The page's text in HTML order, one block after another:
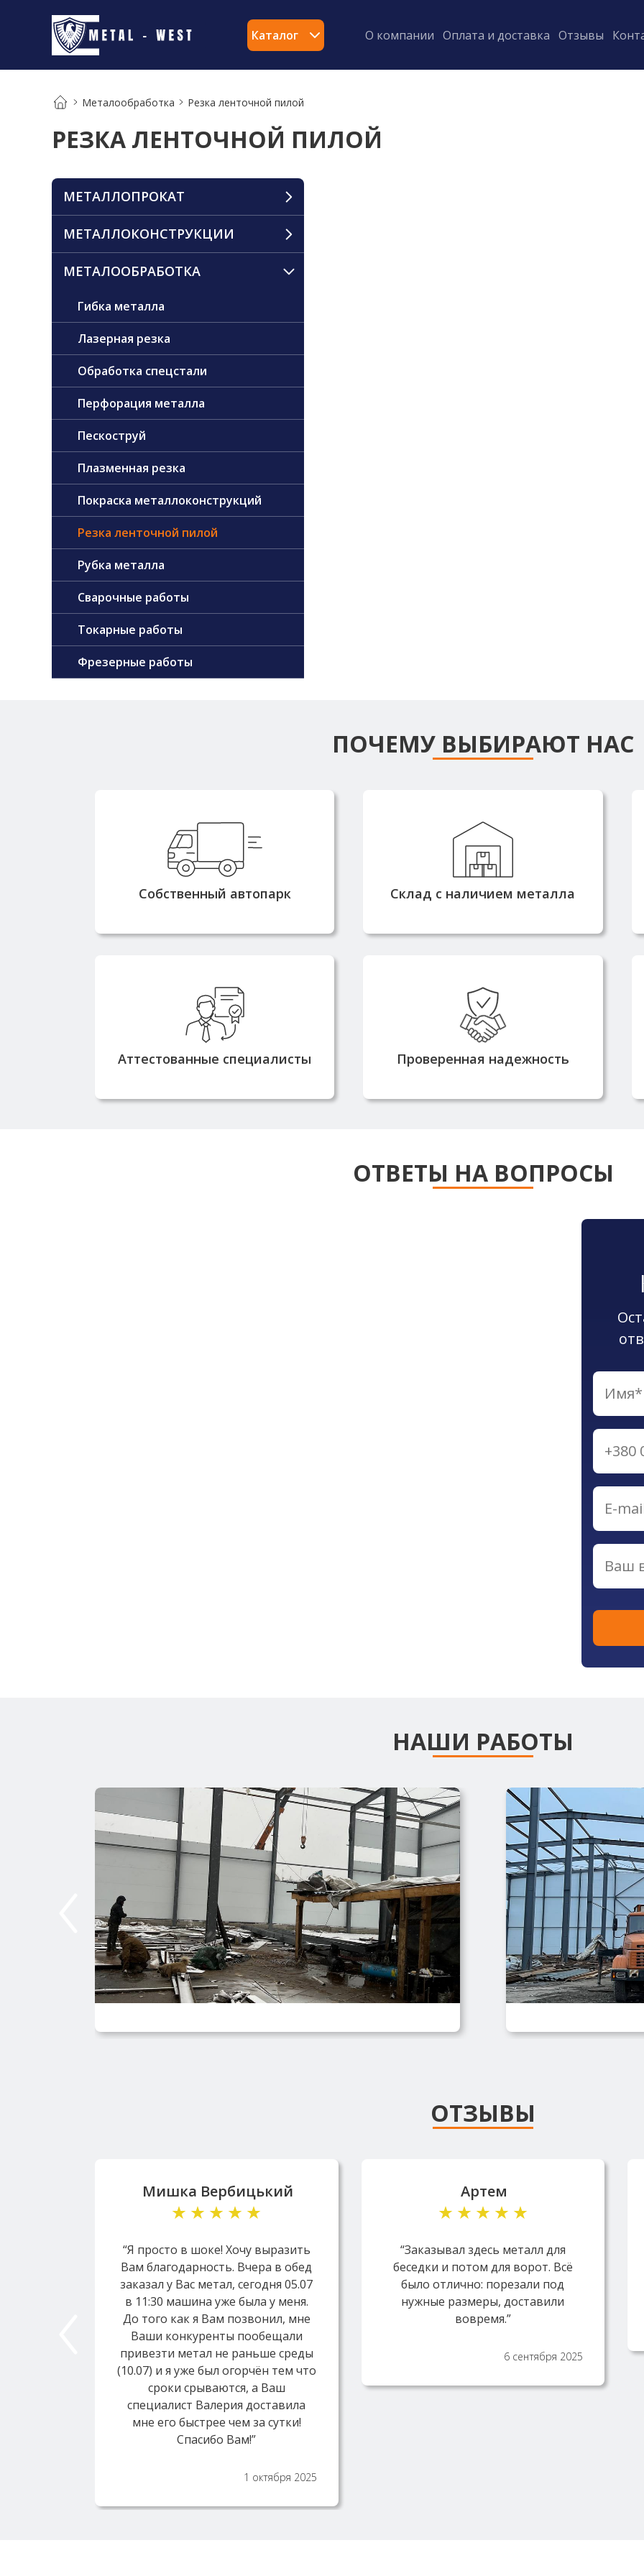
Каталог О компании Оплата и доставка Отзывы
Металообработка Резка ленточной пилой
РЕЗКА ЛЕНТОЧНОЙ ПИЛОЙ
МЕТАЛЛОПРОКАТ
МЕТАЛЛОКОНСТРУКЦИИ
МЕТАЛООБРАБОТКА
Гибка металла
Лазерная резка
Обработка спецстали
Перфорация металла
Пескоструй
Плазменная резка
Покраска металлоконструкций
Резка ленточной пилой
Рубка металла
Сварочные работы
Токарные работы
Фрезерные работы
ПОЧЕМУ ВЫБИРАЮТ НАС
Собственный автопарк
Собственные машины
грузоподъемностью от 3 до 25
тонн позволяют доставлять
заказы быстро и без задержек.
Склад с наличием металла
наличии на складе,
обеспечивающем
оперативную комплектацию/
отгрузку заказа, или доставку в
производственный цех для
Аттестованные специалисты
Все наши работники имеют
соответствующие допуски и
проходят обязательную
аттестацию для выполнения
работ
Проверенная надежность
Работаем с 2010 года и имеем
репутацию надежного
партнера
ОТВЕТЫ НА ВОПРОСЫ
НАШИ РАБОТЫ
ОТЗЫВЫ
Мишка Вербицький
“Я просто в шоке! Хочу выразить
Вам благодарность. Вчера в обед
заказал у Вас метал, сегодня 05.07
в 11:30 машина уже была у меня.
До того как я Вам позвонил, мне
Ваши конкуренты пообещали
привезти метал не раньше среды
(10.07) и я уже был огорчён тем что
сроки срываются, а Ваш
специалист Валерия доставила
мне его быстрее чем за сутки!
Спасибо Вам!”
1 октября 2025
Артем
“Заказывал здесь металл для
беседки и потом для ворот. Всё
было отлично: порезали под
нужные размеры, доставили
вовремя.”
6 сентября 2025